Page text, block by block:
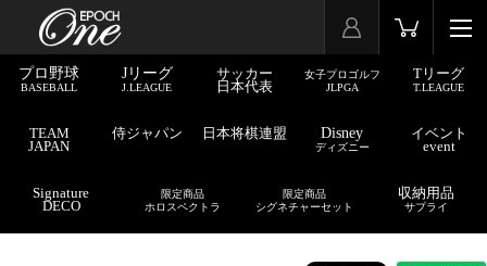
プロ野球
BASEBALL
Jリーグ
J.LEAGUE
サッカー
日本代表
女子プロゴルフ
JLPGA
Tリーグ
T.LEAGUE
TEAM
JAPAN
侍ジャパン 日本将棋連盟 Disney
ディズニー
イベント
event
Signature
DECO
限定商品
ホロスペクトラ
限定商品
シグネチャーセット
収納用品
サプライ